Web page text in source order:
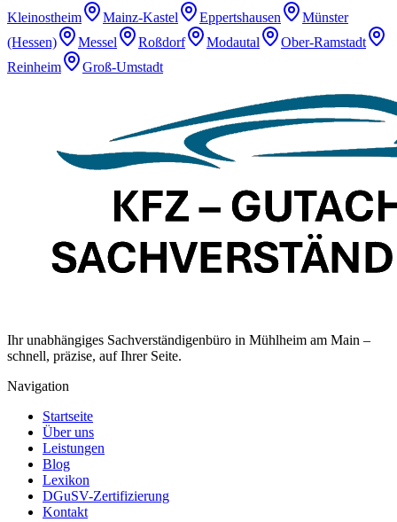
Kleinostheim Mainz-Kastel Eppertshausen
Münster
(Hessen)
Messel Roßdorf Modautal
Ober-Ramstadt
Reinheim
Groß-Umstadt
Ihr unabhängiges Sachverständigenbüro in Mühlheim am Main –
schnell, präzise, auf Ihrer Seite.
Navigation
Startseite
Über uns
Leistungen
Blog
Lexikon
DGuSV-Zertifizierung
Kontakt